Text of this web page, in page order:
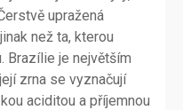
upražená
než ta, kterou
Brazílie je největším
zrna se vyznačují
aciditou a příjemnou